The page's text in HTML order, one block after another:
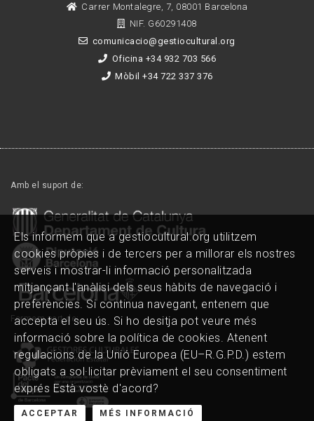
Carrer Montalegre, 7, 08001 Barcelona
NIF. G60291408
comunicacio@gestiocultural.org
Oficina +34 932 703 566
Mòbil +34 722 337 376
Amb el suport de:
Formem part de:
Els informem que a gestiocultural.org utilitzem
cookies pròpies i de tercers per a millorar els nostres
serveis i mostrar-li informació personalitzada
mitjançant l'anàlisi dels seus hàbits de navegació i
preferències. Si continua navegant, entenem que
accepta el seu ús. Si ho desitja pot veure més
informació sobre la política de cookies. Atenent
regulacions de la Unió Europea (EU–R.G.P.D.) estem
obligats a sol·licitar prèviament el seu consentiment
exprés Està vostè d'acord?
ACCEPTAR MÉS INFORMACIÓ